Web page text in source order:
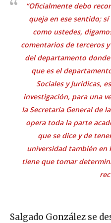
“Oficialmente debo
queja en ese sentido;
como ustedes,
comentarios de terceros
del departamento
que es el
Sociales y Jurídicas,
investigación, para una
la Secretaría General de
opera toda la parte
que se dice y de
universidad también en
tiene que tomar
Salgado González se